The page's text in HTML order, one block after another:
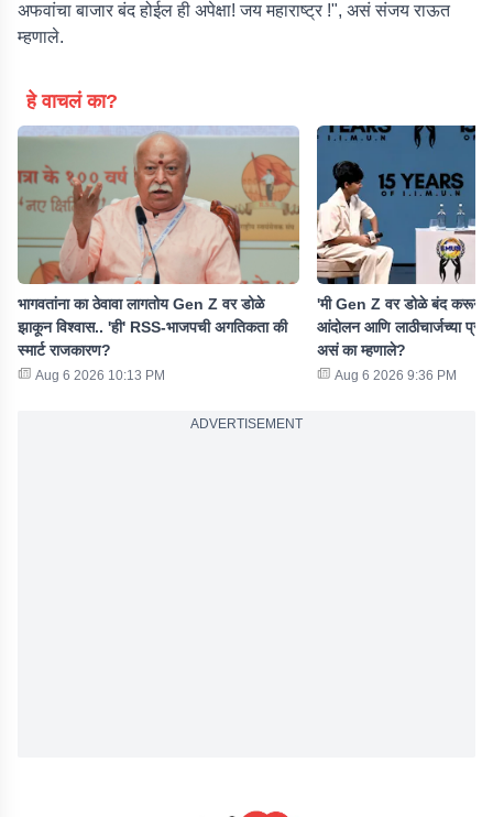
अफवांचा बाजार बंद होईल ही अपेक्षा! जय महाराष्ट्र !", असं संजय राऊत
म्हणाले.
हे वाचलं का?
भागवतांना का ठेवावा लागतोय Gen Z वर डोळे
झाकून विश्वास.. 'ही' RSS-भाजपची अगतिकता की
स्मार्ट राजकारण?
Aug 6 2026 10:13 PM
'मी Gen Z वर डोळे बंद करून
आंदोलन आणि लाठीचार्जच्या
असं का म्हणाले?
Aug 6 2026 9:36 PM
ADVERTISEMENT